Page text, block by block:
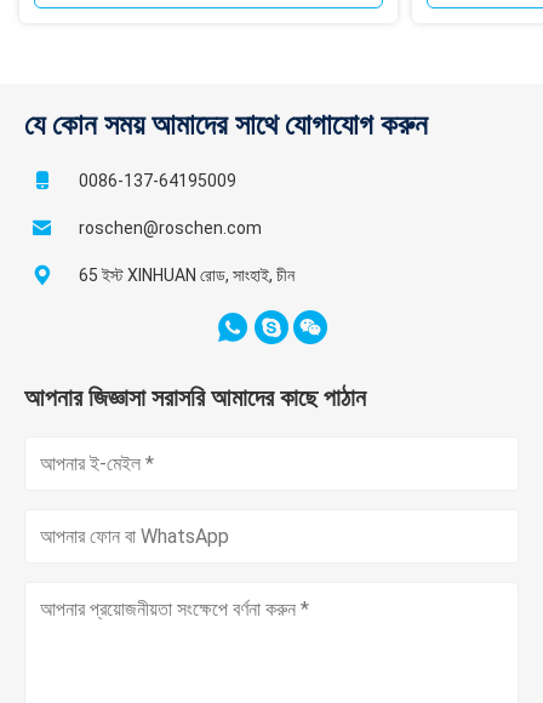
যে কোন সময় আমাদের সাথে যোগাযোগ করুন
0086-137-64195009
roschen@roschen.com
65 ইস্ট XINHUAN রোড, সাংহাই, চীন
আপনার জিজ্ঞাসা সরাসরি আমাদের কাছে পাঠান